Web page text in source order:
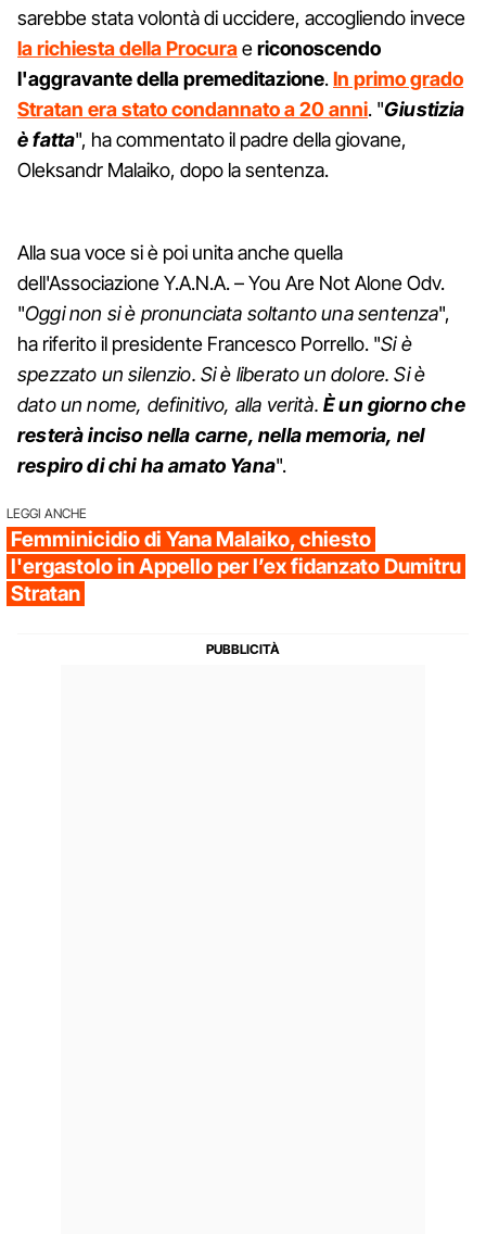
sarebbe stata volontà di uccidere, accogliendo invece
la richiesta della Procuraericonoscendo
l'aggravante della premeditazione.In primo grado
Stratan era stato condannato a 20 anni. "Giustizia
è fatta", ha commentato il padre della giovane,
Oleksandr Malaiko, dopo la sentenza.
Alla sua voce si è poi unita anche quella
dell'Associazione Y.A.N.A. – You Are Not Alone Odv.
"Oggi non si è pronunciata soltanto una sentenza",
ha riferito il presidente Francesco Porrello. "Si è
spezzato un silenzio. Si è liberato un dolore. Si è
dato un nome, definitivo, alla verità.È un giorno che
resterà inciso nella carne, nella memoria, nel
respiro di chi ha amato Yana".
LEGGI ANCHE
Femminicidio di Yana Malaiko, chiesto
l'ergastolo in Appello per l’ex fidanzato Dumitru
Stratan